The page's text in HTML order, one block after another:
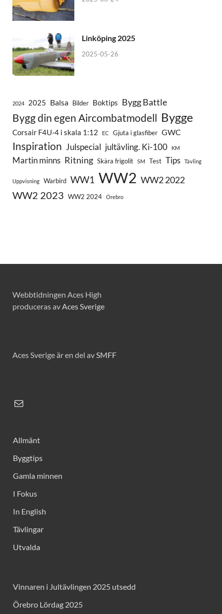
Linköping 2025
2025-05-26
2024 2025 Balsa Bilder Boktips Bygg Battle
Bygg din egen Aircombatmodell Bygge
Corsair F4U-4 i skala 1:12 EC Gjuta i glasfiber GWC
Inspiration Julspecial jultävling. Ki-100 KM
Martin minns Ritning Skära frigolit SM Test Tips Tävling
Uppvisning Warbird WW1 WW2 WW2 2022
WW2 2023 WW2 2024 Örebro
Webbtidningen Aces High
produceras avAces Sverige
Aces Sverige är en del avSMFF
Allmänt
Byggtips
Gamla minnen
I Fokus
In English
Tävlingar
Utvalda
Vinnaren i Jultävlingen 2025 utsedd
Örebro Lördag 2025